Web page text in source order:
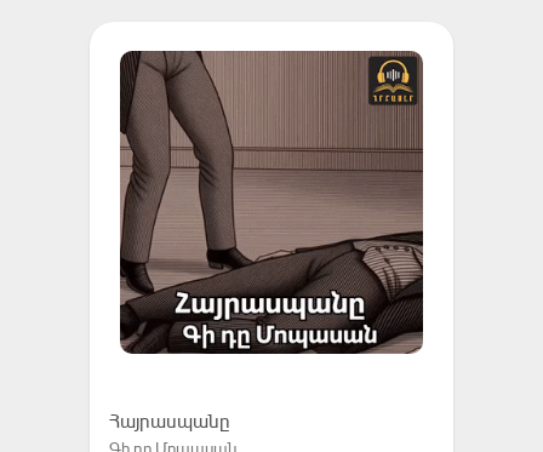
Հայրասպանը
Գի դը Մոպասան